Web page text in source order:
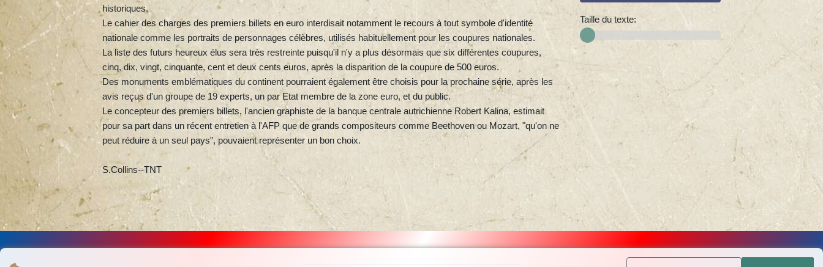
historiques.
Le cahier des charges des premiers billets en euro interdisait notamment le recours à tout symbole d'identité
nationale comme les portraits de personnages célèbres, utilisés habituellement pour les coupures nationales.
La liste des futurs heureux élus sera très restreinte puisqu'il n'y a plus désormais que six différentes coupures,
cinq, dix, vingt, cinquante, cent et deux cents euros, après la disparition de la coupure de 500 euros.
Des monuments emblématiques du continent pourraient également être choisis pour la prochaine série, après les
avis reçus d'un groupe de 19 experts, un par Etat membre de la zone euro, et du public.
Le concepteur des premiers billets, l'ancien graphiste de la banque centrale autrichienne Robert Kalina, estimait
pour sa part dans un récent entretien à l'AFP que de grands compositeurs comme Beethoven ou Mozart, "qu'on ne
peut réduire à un seul pays", pouvaient représenter un bon choix.
S.Collins--TNT
Taille du texte: